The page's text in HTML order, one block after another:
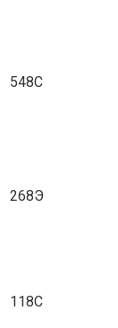
548С
268Э
118С